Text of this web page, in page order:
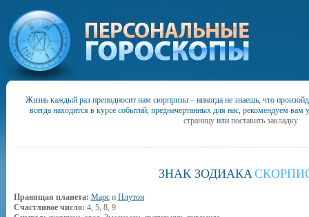
Жизнь каждый раз преподносит нам сюрпризы – никогда не знаешь, что
всегда находится в курсе событий, предначертанных для нас, рекомендуем вам
страницу или поставить закладку
ЗНАК ЗОДИАКА
Правящая планета: Марси Плутон
Счастливое число: 4, 5, 8, 9